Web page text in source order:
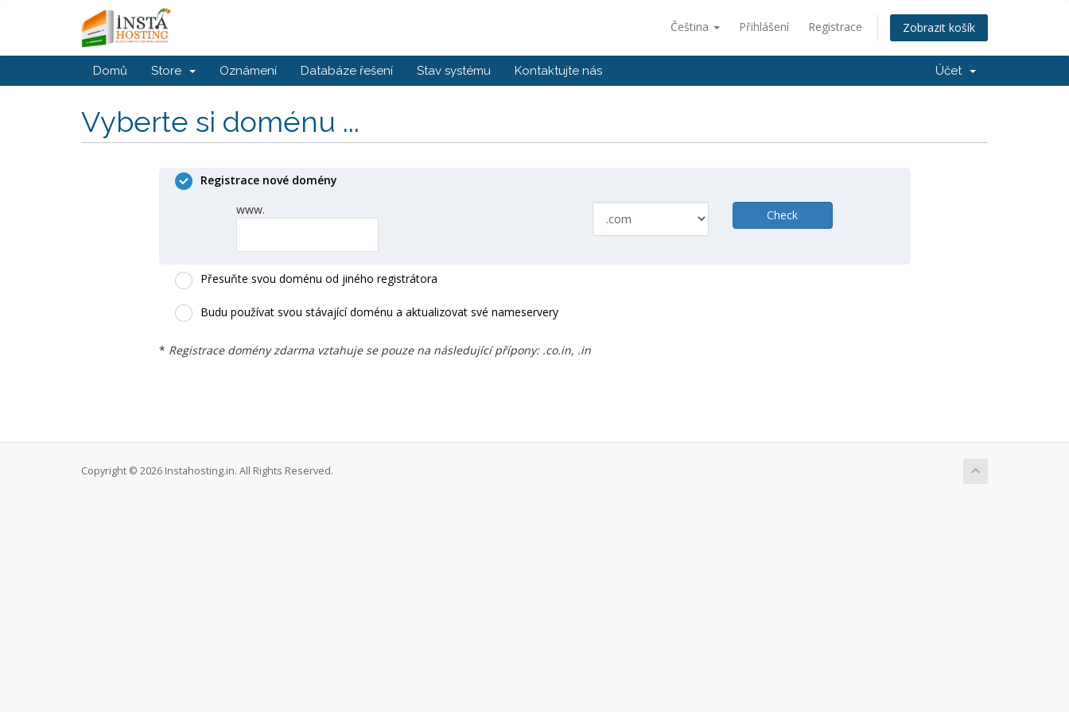
Čeština Přihlášení Registrace Zobrazit košík
Domů Store Oznámení Databáze řešení Stav systému Kontaktujte nás Účet
Vyberte si doménu ...
Registrace nové domény
www.
Check
Přesuňte svou doménu od jiného registrátora
Budu používat svou stávající doménu a aktualizovat své nameservery
* Registrace domény zdarma vztahuje se pouze na následující přípony: .co.in, .in
Copyright © 2026 Instahosting.in. All Rights Reserved.